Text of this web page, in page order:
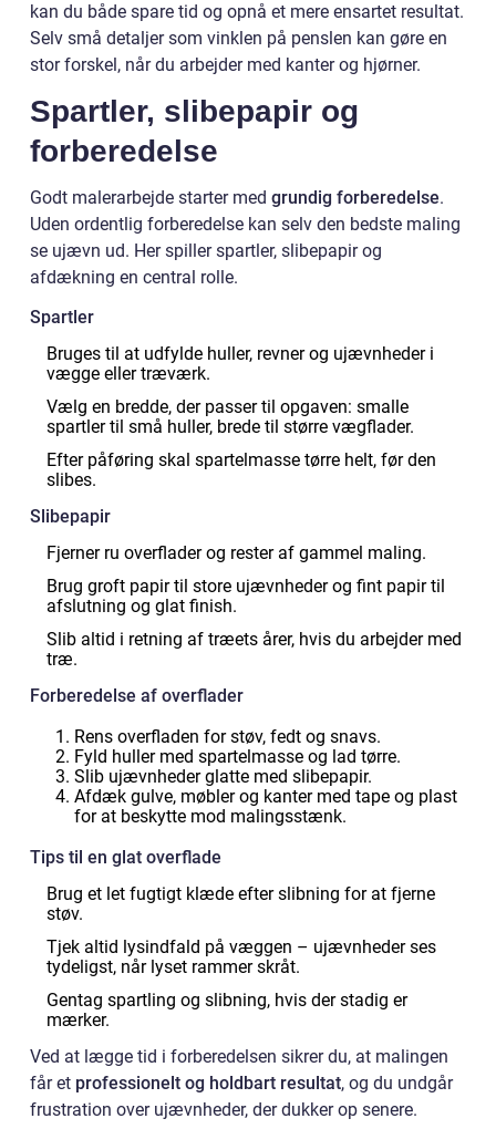
kan du både spare tid og opnå et mere ensartet resultat.
Selv små detaljer som vinklen på penslen kan gøre en
stor forskel, når du arbejder med kanter og hjørner.
Spartler, slibepapir og
forberedelse
Godt malerarbejde starter med grundig forberedelse.
Uden ordentlig forberedelse kan selv den bedste maling
se ujævn ud. Her spiller spartler, slibepapir og
afdækning en central rolle.
Spartler
Bruges til at udfylde huller, revner og ujævnheder i
vægge eller træværk.
Vælg en bredde, der passer til opgaven: smalle
spartler til små huller, brede til større vægflader.
Efter påføring skal spartelmasse tørre helt, før den
slibes.
Slibepapir
Fjerner ru overflader og rester af gammel maling.
Brug groft papir til store ujævnheder og fint papir til
afslutning og glat finish.
Slib altid i retning af træets årer, hvis du arbejder med
træ.
Forberedelse af overflader
Rens overfladen for støv, fedt og snavs.
Fyld huller med spartelmasse og lad tørre.
Slib ujævnheder glatte med slibepapir.
Afdæk gulve, møbler og kanter med tape og plast
for at beskytte mod malingsstænk.
Tips til en glat overflade
Brug et let fugtigt klæde efter slibning for at fjerne
støv.
Tjek altid lysindfald på væggen – ujævnheder ses
tydeligst, når lyset rammer skråt.
Gentag spartling og slibning, hvis der stadig er
mærker.
Ved at lægge tid i forberedelsen sikrer du, at malingen
får et professionelt og holdbart resultat, og du undgår
frustration over ujævnheder, der dukker op senere.